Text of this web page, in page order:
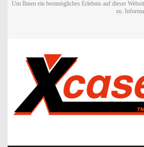
Um Ihnen ein bestmögliches Erlebnis auf dieser
zu.